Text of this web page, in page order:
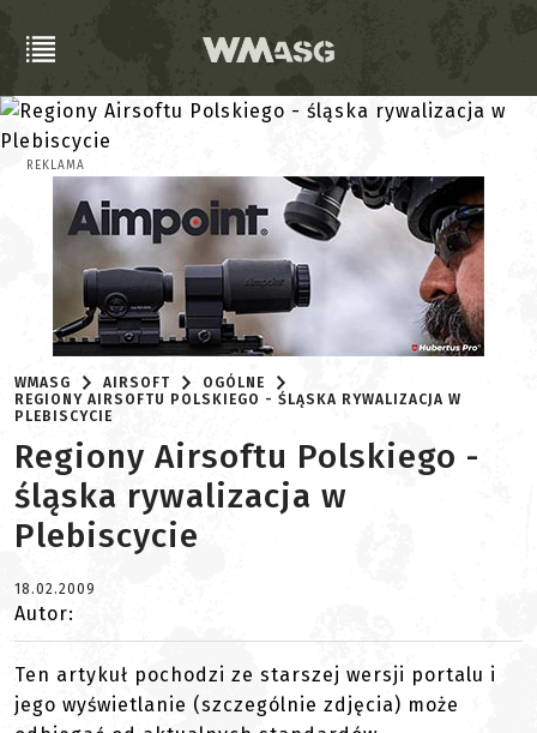
REKLAMA
WMASG AIRSOFT
OGÓLNE
REGIONY AIRSOFTU POLSKIEGO - ŚLĄSKA RYWALIZACJA W
PLEBISCYCIE
Regiony Airsoftu Polskiego -
śląska rywalizacja w
Plebiscycie
18.02.2009
Autor:
Ten artykuł pochodzi ze starszej wersji portalu i
jego wyświetlanie (szczególnie zdjęcia) może